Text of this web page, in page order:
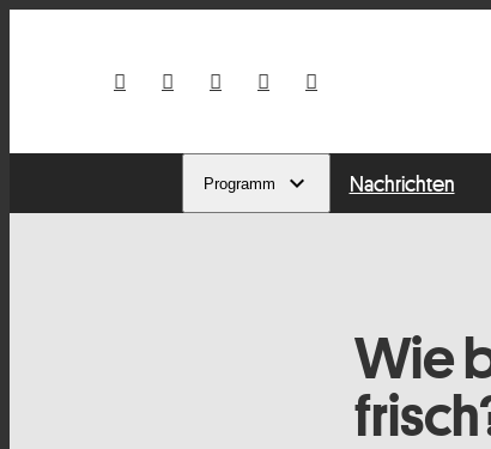
Programm Nachrichten
Wie